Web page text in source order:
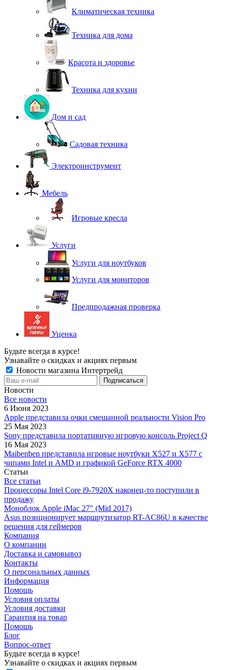
Климатическая техника
Техника для дома
Красота и здоровье
Техника для кухни
Дом и сад
Садовая техника
Электроинструмент
Мебель
Игровые кресла
Услуги
Услуги для ноутбуков
Услуги для мониторов
Предпродажная проверка
Уценка
Будьте всегда в курсе!
Узнавайте о скидках и акциях первым
Новости магазина Интертрейд
Новости
Все новости
6 Июня 2023
Apple представила очки смешанной реальности Vision Pro
25 Мая 2023
Sony представила портативную игровую консоль Project Q
16 Мая 2023
Maibenben представила игровые ноутбуки X527 и X577 с
чипами Intel и AMD и графикой GeForce RTX 4000
Статьи
Все статьи
Процессоры Intel Core i9-7920X наконец-то поступили в
продажу
Моноблок Apple iMac 27″ (Mid 2017)
Asus позиционирует маршрутизатор RT-AC86U в качестве
решения для геймеров
Компания
О компании
Доставка и самовывоз
Контакты
О персональных данных
Информация
Помощь
Условия оплаты
Условия доставки
Гарантия на товар
Помощь
Блог
Вопрос-ответ
Будьте всегда в курсе!
Узнавайте о скидках и акциях первым